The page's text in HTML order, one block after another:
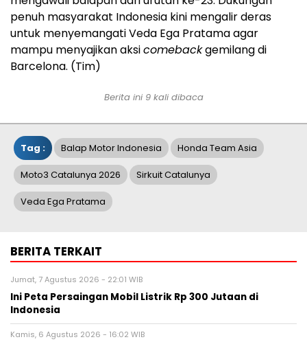
penuh masyarakat Indonesia kini mengalir deras
untuk menyemangati Veda Ega Pratama agar
mampu menyajikan aksicomebackgemilang di
Barcelona. (Tim)
Berita ini 9 kali dibaca
Tag : Balap Motor Indonesia Honda Team Asia
Moto3 Catalunya 2026 Sirkuit Catalunya
Veda Ega Pratama
BERITA TERKAIT
Jumat, 7 Agustus 2026 - 22:01 WIB
Ini Peta Persaingan Mobil Listrik Rp 300 Jutaan di
Indonesia
Kamis, 6 Agustus 2026 - 16:02 WIB